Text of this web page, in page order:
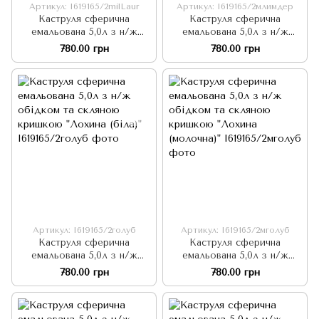
Артикул: I619165/2milLaur
Каструля сферична
емальована 5,0л з н/ж
обідком та скляною
кришкою "Лаура (молочна)"
780.00 грн
Артикул: I619165/2млимдер
Каструля сферична
емальована 5,0л з н/ж
обідком та скляною
кришкою "Лимонне дерево
(молочна)"
780.00 грн
Артикул: I619165/2голуб
Каструля сферична
емальована 5,0л з н/ж
обідком та скляною
кришкою "Лохина (біла)"
780.00 грн
Артикул: I619165/2мголуб
Каструля сферична
емальована 5,0л з н/ж
обідком та скляною
кришкою "Лохина
(молочна)"
780.00 грн